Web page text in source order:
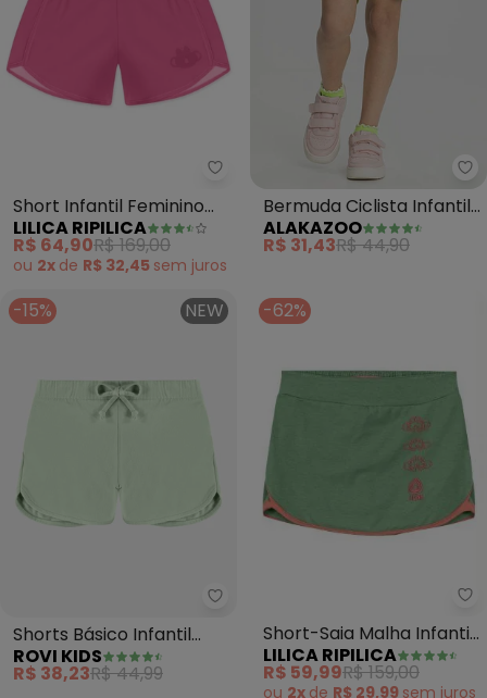
Lilica Ripilica - Short Infantil
Short Infantil Feminino
(Rosa)
LILICA RIPILICA
R$ 64,90R$ 169,00
ou 2x de R$ 32,45 sem juros
Bermuda Ciclista Infantil
em Malha Básica (Verde)
ALAKAZOO
R$ 31,43R$ 44,90
-15% NEW
Rovi Kids - Shorts Básico
Shorts Básico Infantil
Feminino (Verde)
ROVI KIDS
R$ 38,23R$ 44,99
-62%
Short-Saia Malha Infantil
(Verde)
LILICA RIPILICA
R$ 59,99R$ 159,00
ou 2x de R$ 29,99 sem juros